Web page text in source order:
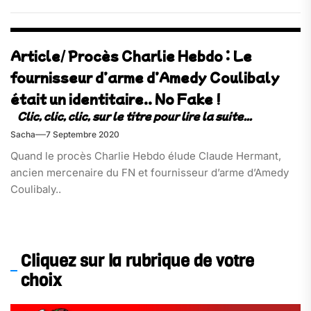
Article/ Procès Charlie Hebdo : Le
fournisseur d’arme d’Amedy Coulibaly
était un identitaire.. No Fake !
Sacha 7 Septembre 2020
Quand le procès Charlie Hebdo élude Claude Hermant,
ancien mercenaire du FN et fournisseur d’arme d’Amedy
Coulibaly..
Cliquez sur la rubrique de votre
choix